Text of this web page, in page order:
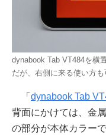
dynabook Tab VT484を横
だが、右側に来る使い方
「 dynabook Tab
背面にかけては、金
の部分が本体カラー